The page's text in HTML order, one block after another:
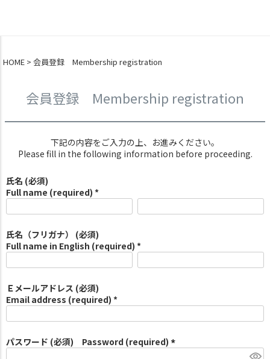
HOME 会員登録 Membership registration
会員登録 Membership registration
下記の内容をご入力の上、お進みください。
Please fill in the following information before proceeding.
氏名 (必須)
Full name (required) *
氏名（フリガナ） (必須)
Full name in English (required) *
Ｅメールアドレス (必須)
Email address (required) *
パスワード (必須) Password (required)